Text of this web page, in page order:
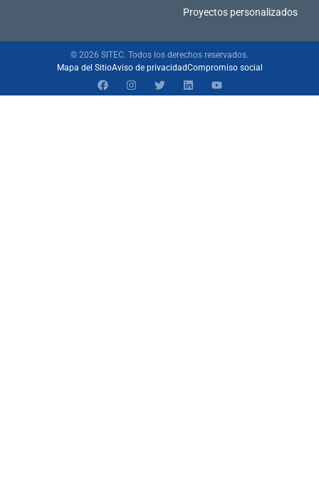
Proyectos personalizados
© 2026 SITEC. Todos los derechos reservados.
Mapa del SitioAviso de privacidadCompromiso social